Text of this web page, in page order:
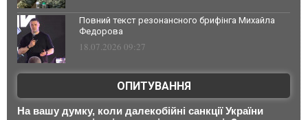
Повний текст резонансного брифінга Михайла
Федорова
18.07.2026 09:27
ОПИТУВАННЯ
На вашу думку, коли далекобійні санкції України